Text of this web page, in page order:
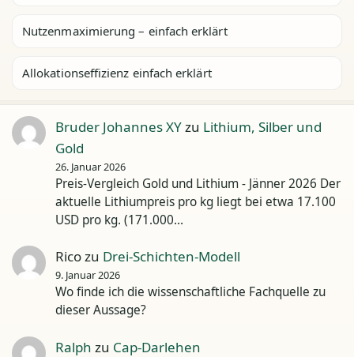
Nutzenmaximierung – einfach erklärt
Allokationseffizienz einfach erklärt
Bruder Johannes XY zu Lithium, Silber und
Gold
26. Januar 2026
Preis-Vergleich Gold und Lithium - Jänner 2026 Der
aktuelle Lithiumpreis pro kg liegt bei etwa 17.100
USD pro kg. (171.000…
Ricozu Drei-Schichten-Modell
9. Januar 2026
Wo finde ich die wissenschaftliche Fachquelle zu
dieser Aussage?
Ralph zu Cap-Darlehen